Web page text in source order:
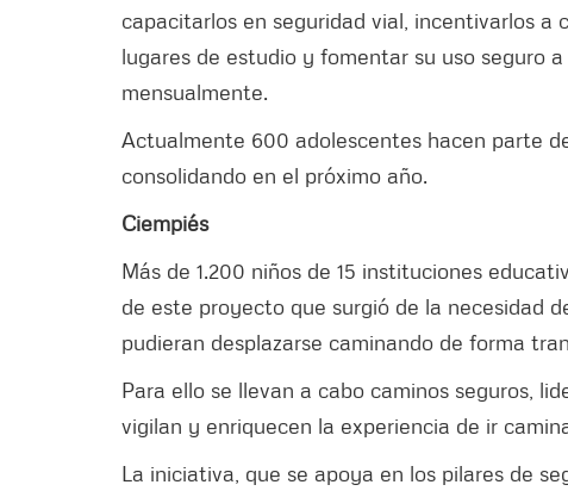
capacitarlos en seguridad vial, incentivarlos a
lugares de estudio y fomentar su uso seguro
mensualmente.
Actualmente 600 adolescentes hacen parte
consolidando en el próximo año.
Ciempiés
Más de 1.200 niños de 15 instituciones
de este proyecto que surgió de la necesidad
pudieran desplazarse caminando de forma
Para ello se llevan a cabo caminos seguros,
vigilan y enriquecen la experiencia de ir
La iniciativa, que se apoya en los pilares de